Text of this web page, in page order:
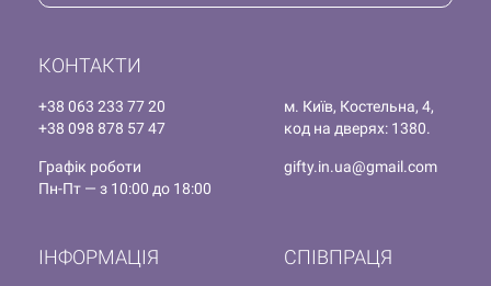
КОНТАКТИ
+38 063 233 77 20
+38 098 878 57 47
м. Київ, Костельна, 4,
код на дверях: 1380.
Графік роботи
Пн-Пт — з 10:00 до 18:00
gifty.in.ua@gmail.com
СПІВПРАЦЯ
ІНФОРМАЦІЯ